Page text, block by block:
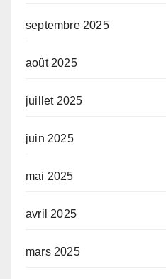
septembre 2025
août 2025
juillet 2025
juin 2025
mai 2025
avril 2025
mars 2025